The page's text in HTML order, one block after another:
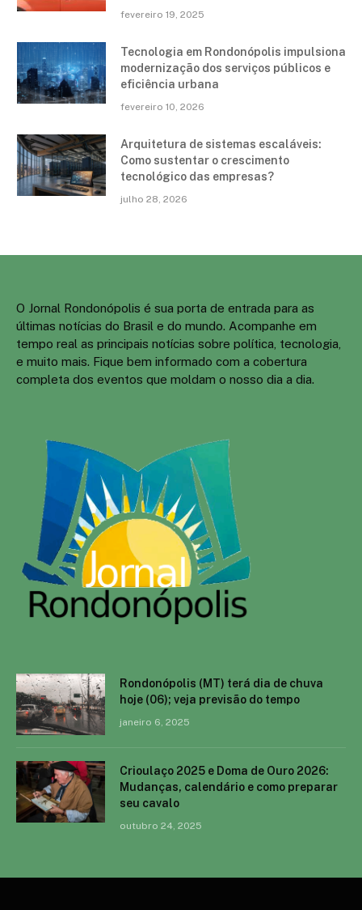
fevereiro 19, 2025
Tecnologia em Rondonópolis impulsiona
modernização dos serviços públicos e
eficiência urbana
fevereiro 10, 2026
Arquitetura de sistemas escaláveis:
Como sustentar o crescimento
tecnológico das empresas?
julho 28, 2026
O Jornal Rondonópolis é sua porta de entrada para as
últimas notícias do Brasil e do mundo. Acompanhe em
tempo real as principais notícias sobre política, tecnologia,
e muito mais. Fique bem informado com a cobertura
completa dos eventos que moldam o nosso dia a dia.
Rondonópolis (MT) terá dia de chuva
hoje (06); veja previsão do tempo
janeiro 6, 2025
Crioulaço 2025 e Doma de Ouro 2026:
Mudanças, calendário e como preparar
seu cavalo
outubro 24, 2025